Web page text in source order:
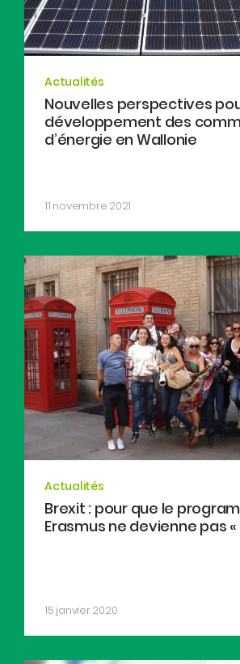
Actualités
Nouvelles perspectives
développement des
d’énergie en Wallonie
11 novembre 2021
Actualités
Brexit : pour que le
Erasmus ne devienne pas «
15 janvier 2020